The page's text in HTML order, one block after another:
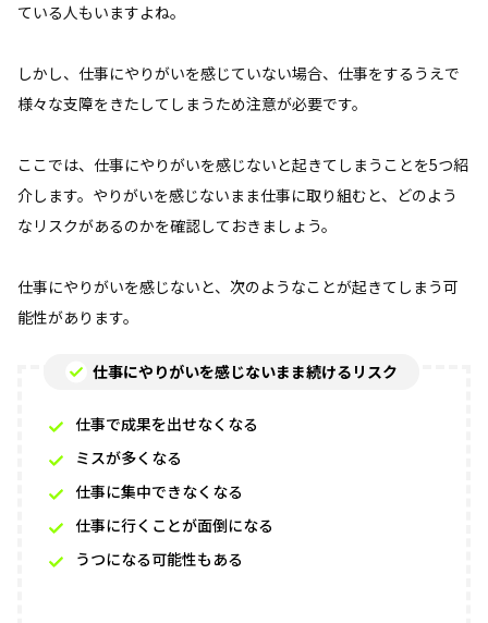
ている人もいますよね。
しかし、仕事にやりがいを感じていない場合、仕事をするうえで
様々な支障をきたしてしまうため注意が必要です。
ここでは、仕事にやりがいを感じないと起きてしまうことを5つ紹
介します。やりがいを感じないまま仕事に取り組むと、どのよう
なリスクがあるのかを確認しておきましょう。
仕事にやりがいを感じないと、次のようなことが起きてしまう可
能性があります。
仕事にやりがいを感じないまま続けるリスク
仕事で成果を出せなくなる
ミスが多くなる
仕事に集中できなくなる
仕事に行くことが面倒になる
うつになる可能性もある